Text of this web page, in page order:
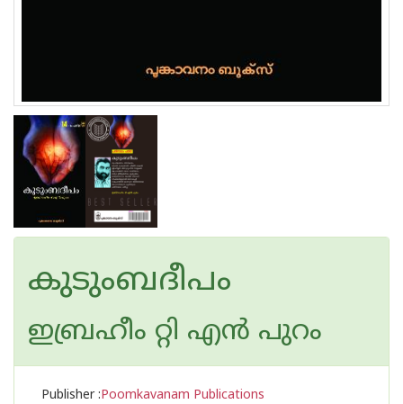
കുടുംബദീപം
ഇബ്രഹീം റ്റി എന്‍ പുറം
Publisher :Poomkavanam Publications